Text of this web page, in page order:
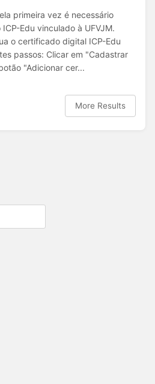
primeira vez é necessário
Edu vinculado à UFVJM.
o certificado digital ICP-Edu
passos: Clicar em "Cadastrar
"Adicionar cer...
More Results